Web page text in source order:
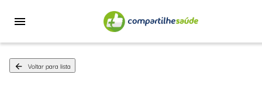
menu
arrow_back Voltar para lista